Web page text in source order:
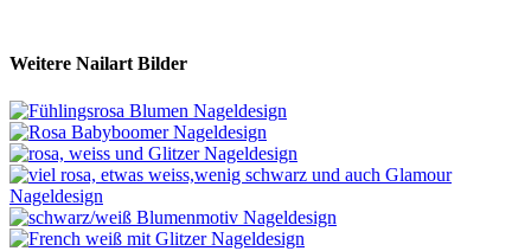
Weitere Nailart Bilder